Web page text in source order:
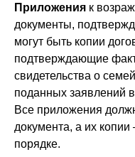
Приложения к
документы,
могут быть копии
подтверждающие
свидетельства о
поданных заявлений
Все приложения
документа, а их
порядке.